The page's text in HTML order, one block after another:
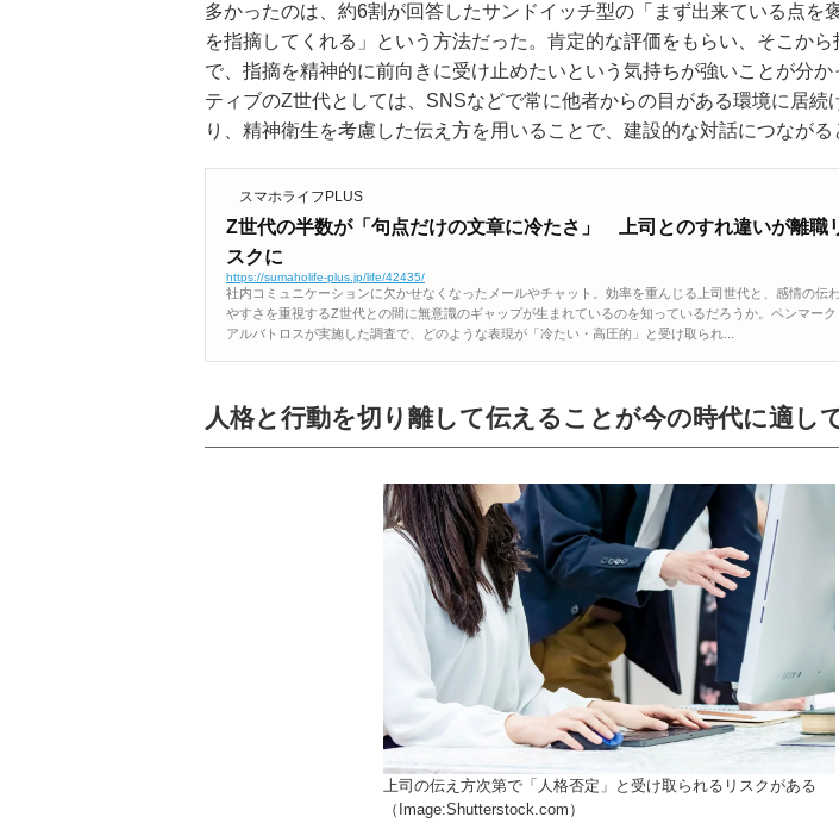
多かったのは、約6割が回答したサンドイッチ型の「まず出来ている点を
を指摘してくれる」という方法だった。肯定的な評価をもらい、そこから
で、指摘を精神的に前向きに受け止めたいという気持ちが強いことが分か
ティブのZ世代としては、SNSなどで常に他者からの目がある環境に居続
り、精神衛生を考慮した伝え方を用いることで、建設的な対話につながる
スマホライフPLUS
Z世代の半数が「句点だけの文章に冷たさ」 上司とのすれ違いが離職
スクに
https://sumaholife-plus.jp/life/42435/
社内コミュニケーションに欠かせなくなったメールやチャット。効率を重んじる上司世代と、感情の伝
やすさを重視するZ世代との間に無意識のギャップが生まれているのを知っているだろうか。ペンマーク
アルバトロスが実施した調査で、どのような表現が「冷たい・高圧的」と受け取られ...
人格と行動を切り離して伝えることが今の時代に適し
上司の伝え方次第で「人格否定」と受け取られるリスクがある
（Image:Shutterstock.com）